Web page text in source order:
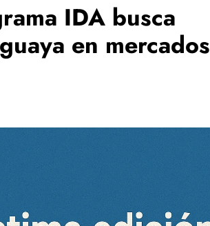
IDA busca
en mercados